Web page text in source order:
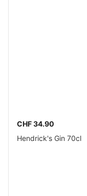
CHF 34.90
Hendrick's Gin 70cl